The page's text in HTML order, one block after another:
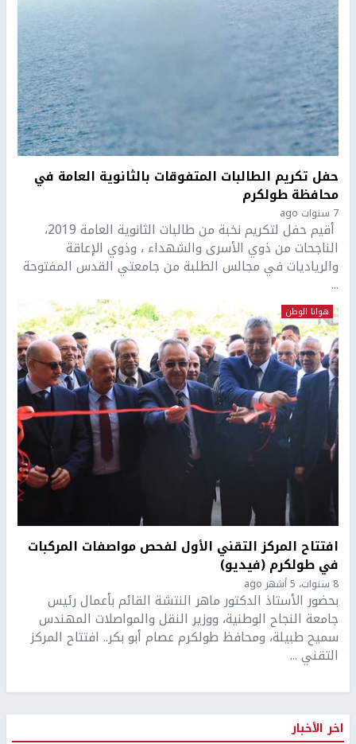
حفل تكريم الطالبات المتفوقات بالثانوية العامة في
محافظة طولكرم
7 سنوات ago
أقيم حفل لتكريم نخبة من طالبات الثانوية العامة 2019،
الناجحات من ذوي الأسرى والشهداء ، وذوي الإعاقة
والرياديات في مجالس الطلبة من جامعتي القدس المفتوحة
...
هوانا الوطن
افتتاح المركز التقني الأول لفحص مواصفات المركبات
في طولكرم (فيديو)
8 سنوات، 5 أشهر ago
بحضور الأستاذ الدكتور ماهر النتشة القائم بأعمال رئيس
جامعة النجاح الوطنية، ووزير النقل والمواصلات المهندس
سميح طبيلة، ومحافظ طولكرم عصام أبو بكر.. افتتاح المركز
التقني ...
اخر الأخبار